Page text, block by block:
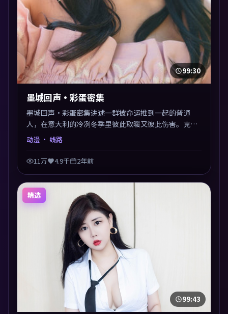
99:30
墨城回声·彩蛋密集
墨城回声·彩蛋密集讲述一群被命运推到一起的普通
人，在意大利的冷冽冬季里彼此取暖又彼此伤害。克里
斯托弗·诺兰以动漫类型外壳探讨信任与背叛，映后讨
论度颇高。片尾留白开放解读，关于“选择”的主题余
音绕梁。
动漫 · 线路
11万 4.9千 2年前
精选
99:43